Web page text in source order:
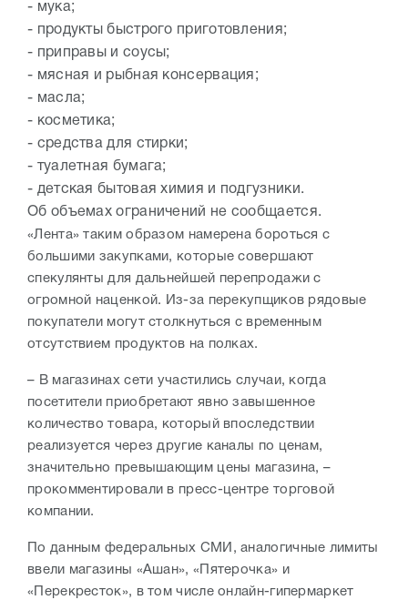
- мука;
- продукты быстрого приготовления;
- приправы и соусы;
- мясная и рыбная консервация;
- масла;
- косметика;
- средства для стирки;
- туалетная бумага;
- детская бытовая химия и подгузники.
Об объемах ограничений не сообщается.
«Лента» таким образом намерена бороться с
большими закупками, которые совершают
спекулянты для дальнейшей перепродажи с
огромной наценкой. Из-за перекупщиков рядовые
покупатели могут столкнуться с временным
отсутствием продуктов на полках.
– В магазинах сети участились случаи, когда
посетители приобретают явно завышенное
количество товара, который впоследствии
реализуется через другие каналы по ценам,
значительно превышающим цены магазина, –
прокомментировали в пресс-центре торговой
компании.
По данным федеральных СМИ, аналогичные лимиты
ввели магазины «Ашан», «Пятерочка» и
«Перекресток», в том числе онлайн-гипермаркет